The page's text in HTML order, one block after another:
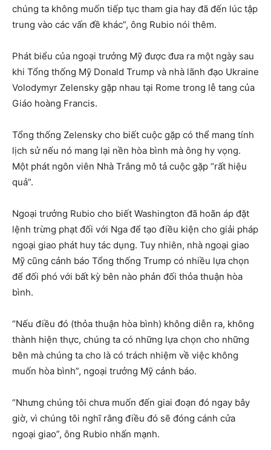
chúng ta không muốn tiếp tục tham gia hay đã đến lúc tập
trung vào các vấn đề khác”, ông Rubio nói thêm.
Phát biểu của ngoại trưởng Mỹ được đưa ra một ngày sau
khi Tổng thống Mỹ Donald Trump và nhà lãnh đạo Ukraine
Volodymyr Zelensky gặp nhau tại Rome trong lễ tang của
Giáo hoàng Francis.
Tổng thống Zelensky cho biết cuộc gặp có thể mang tính
lịch sử nếu nó mang lại nền hòa bình mà ông hy vọng.
Một phát ngôn viên Nhà Trắng mô tả cuộc gặp “rất hiệu
quả”.
Ngoại trưởng Rubio cho biết Washington đã hoãn áp đặt
lệnh trừng phạt đối với Nga để tạo điều kiện cho giải pháp
ngoại giao phát huy tác dụng. Tuy nhiên, nhà ngoại giao
Mỹ cũng cảnh báo Tổng thống Trump có nhiều lựa chọn
để đối phó với bất kỳ bên nào phản đối thỏa thuận hòa
bình.
“Nếu điều đó (thỏa thuận hòa bình) không diễn ra, không
thành hiện thực, chúng ta có những lựa chọn cho những
bên mà chúng ta cho là có trách nhiệm về việc không
muốn hòa bình”, ngoại trưởng Mỹ cảnh báo.
“Nhưng chúng tôi chưa muốn đến giai đoạn đó ngay bây
giờ, vì chúng tôi nghĩ rằng điều đó sẽ đóng cánh cửa
ngoại giao”, ông Rubio nhấn mạnh.